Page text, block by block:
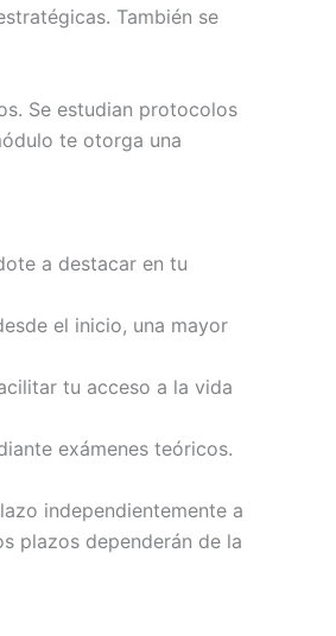
También se
Se estudian protocolos
te otorga una
a destacar en tu
el inicio, una mayor
tu acceso a la vida
exámenes teóricos.
independientemente a
plazos dependerán de la